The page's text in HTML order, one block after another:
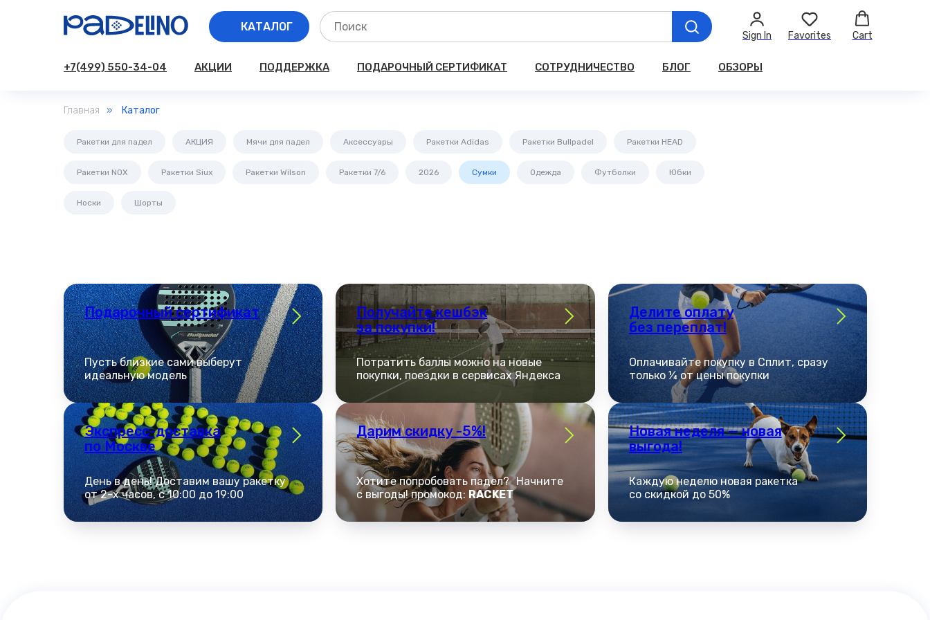
КАТАЛОГ
Sign In Favorites Cart
+7(499) 550-34-04 АКЦИИ ПОДДЕРЖКА ПОДАРОЧНЫЙ СЕРТИФИКАТ СОТРУДНИЧЕСТВО БЛОГ ОБЗОРЫ
Главная » Каталог
Ракетки для падел АКЦИЯ Мячи для падел Аксессуары Ракетки Adidas Ракетки Bullpadel Ракетки HEAD
Ракетки NOX Ракетки Siux Ракетки Wilson Ракетки 7/6 2026 Сумки Одежда Футболки Юбки
Носки Шорты
Подарочный сертификат
Пусть близкие сами выберут
идеальную модель
Получайте кешбэк
за покупки!
Потратить баллы можно на новые
покупки, поездки в сервисах Яндекса
Делите оплату
без переплат!
Оплачивайте покупку в Сплит, сразу
только ¼ от цены покупки
Экспресс-доставка
по Москве
День в день! Доставим вашу ракетку
от 2-х часов, с 10:00 до 19:00
Дарим скидку -5%!
Хотите попробовать падел? Начните
с выгоды! промокод: RACKET
Новая неделя — новая
выгода!
Каждую неделю новая ракетка
со скидкой до 50%